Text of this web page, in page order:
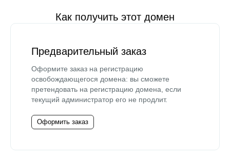
Как получить этот домен
Предварительный заказ
Оформите заказ на регистрацию
освобождающегося домена: вы сможете
претендовать на регистрацию домена, если
текущий администратор его не продлит.
Оформить заказ